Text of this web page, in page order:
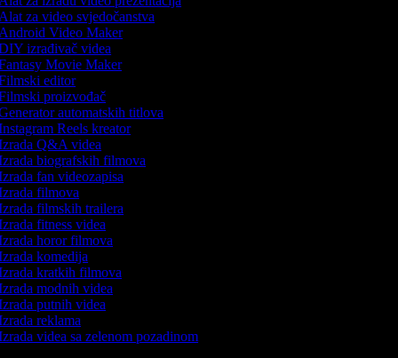
za video svjedočanstva
Video Maker
izrađivač videa
Movie Maker
editor
proizvođač
automatskih titlova
Reels kreator
Q&A videa
biografskih filmova
fan videozapisa
filmova
filmskih trailera
fitness videa
horor filmova
komedija
kratkih filmova
modnih videa
putnih videa
reklama
videa sa zelenom pozadinom